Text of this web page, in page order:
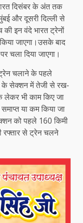
दिसंबर के अंत तक
और दूसरी दिल्ली से
इन वंदे भारत ट्रेनों
जाएगा।उसके बाद
चला दिया जाएगा।
ट्रेन चलाने के पहले
के सेक्शन में तेजी से रख-
लेकर भी काम किए जा
या कम किया जा
को पहले 160 किमी
रफ्तार से ट्रेन चलने